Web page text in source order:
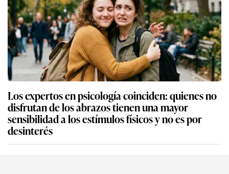
Los expertos en psicología coinciden: quienes no
disfrutan de los abrazos tienen una mayor
sensibilidad a los estímulos físicos y no es por
desinterés